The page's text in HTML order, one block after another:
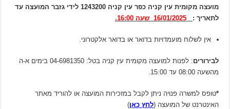
מועצה מקומית עין קניה כפר עין קניה 1243200 לידי גזבר המועצה עד
לתאריך :
16/01/2025 שעה 16:00.
אין לשלוח מועמדויות בדואר או בדואר אלקטרוני.
לבירורים
: לפנות למועצה מקומית עין קניה בטל: 04-6981350 בימים א-ה
מהשעה 08:00 עד 15:00.
*טופס למשרה פנויה ניתן לקבל במזכירות המועצה או להוריד מאתר
האינטרנט של המועצה (לחץ כאן)